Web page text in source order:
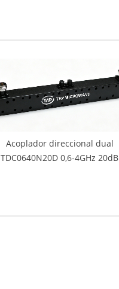
Acoplador direccional dual
TDC0640N20D 0,6-4GHz 20dB